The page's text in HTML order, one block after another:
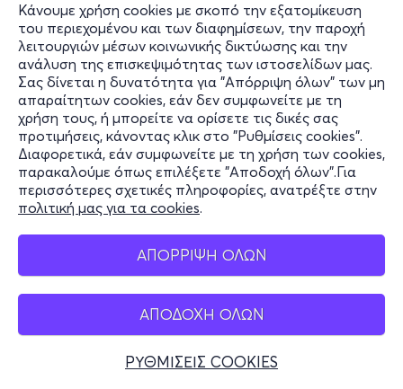
Κάνουμε χρήση cookies με σκοπό την εξατομίκευση
του περιεχομένου και των διαφημίσεων, την παροχή
λειτουργιών μέσων κοινωνικής δικτύωσης και την
ανάλυση της επισκεψιμότητας των ιστοσελίδων μας.
Σας δίνεται η δυνατότητα για "Απόρριψη όλων" των μη
απαραίτητων cookies, εάν δεν συμφωνείτε με τη
χρήση τους, ή μπορείτε να ορίσετε τις δικές σας
προτιμήσεις, κάνοντας κλικ στο "Ρυθμίσεις cookies".
Διαφορετικά, εάν συμφωνείτε με τη χρήση των cookies,
παρακαλούμε όπως επιλέξετε "Αποδοχή όλων".Για
περισσότερες σχετικές πληροφορίες, ανατρέξτε στην
πολιτική μας για τα cookies.
ΑΠΟΡΡΙΨΗ ΟΛΩΝ
ΑΠΟΔΟΧΗ ΟΛΩΝ
ΡΥΘΜΙΣΕΙΣ COOKIES